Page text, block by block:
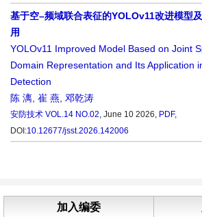
基于空–频域联合表征的YOLOv11改进模型
用
YOLOv11 Improved Model Based on Joint
Domain Representation and Its Application
Detection
陈 漓 崔 燕 邓乾涛
安防技术 VOL.14 NO.02, June 10 2026, PDF,
DOI:10.12677/jsst.2026.142006
加入编委